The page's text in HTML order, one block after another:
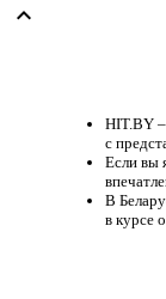

HIT.BY
с
Если вы
В
в курсе